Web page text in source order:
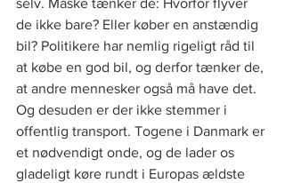
selv. Måske tænker de: Hvorfor flyver
de ikke bare? Eller køber en anstændig
bil? Politikere har nemlig rigeligt råd til
at købe en god bil, og derfor tænker de,
at andre mennesker også må have det.
Og desuden er der ikke stemmer i
offentlig transport. Togene i Danmark er
et nødvendigt onde, og de lader os
gladeligt køre rundt i Europas ældste